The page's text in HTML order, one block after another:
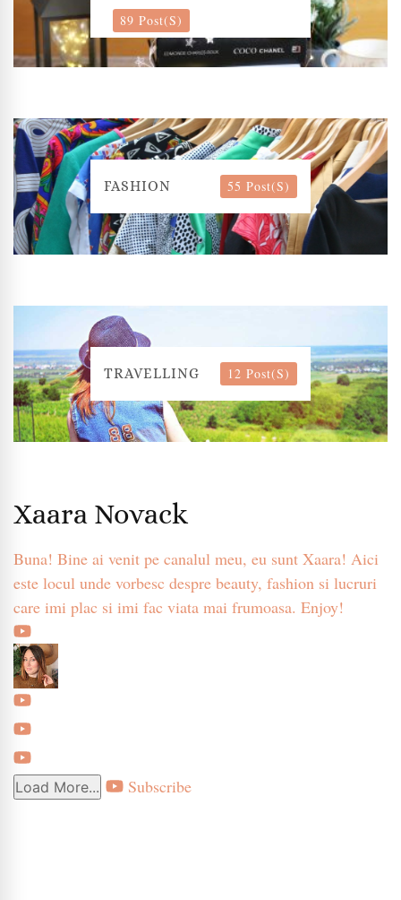
89 Post(s)
FASHION 55 Post(s)
TRAVELLING 12 Post(s)
Xaara Novack
Buna! Bine ai venit pe canalul meu, eu sunt Xaara! Aici
este locul unde vorbesc despre beauty, fashion si lucruri
care imi plac si imi fac viata mai frumoasa. Enjoy!
Load More... Subscribe